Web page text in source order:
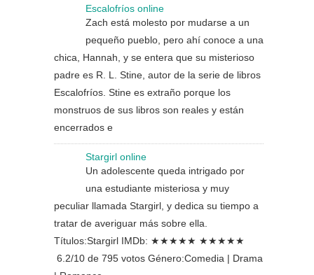
Escalofríos online
Zach está molesto por mudarse a un
pequeño pueblo, pero ahí conoce a una
chica, Hannah, y se entera que su misterioso
padre es R. L. Stine, autor de la serie de libros
Escalofríos. Stine es extraño porque los
monstruos de sus libros son reales y están
encerrados e
Stargirl online
Un adolescente queda intrigado por
una estudiante misteriosa y muy
peculiar llamada Stargirl, y dedica su tiempo a
tratar de averiguar más sobre ella.
Títulos:Stargirl IMDb: ★★★★★ ★★★★★
6.2/10 de 795 votos Género:Comedia | Drama